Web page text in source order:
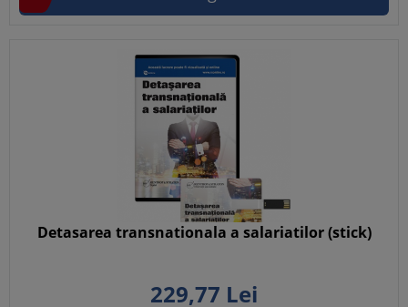
Detasarea transnationala a salariatilor (stick)
229,77 Lei